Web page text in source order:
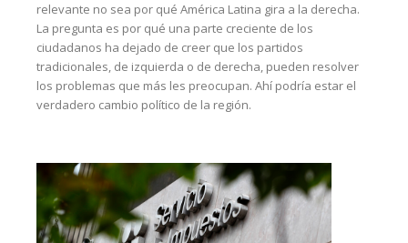
relevante no sea por qué América Latina gira a la derecha.
La pregunta es por qué una parte creciente de los
ciudadanos ha dejado de creer que los partidos
tradicionales, de izquierda o de derecha, pueden resolver
los problemas que más les preocupan. Ahí podría estar el
verdadero cambio político de la región.